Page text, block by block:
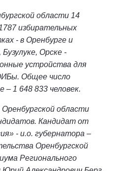
области 14
избирательных
- в Оренбурге и
Орске -
устройства для
Общее число
– 1 648 833 человек.
области
Кандидат от
- и.о. губернатора –
Оренбургской
Регионального